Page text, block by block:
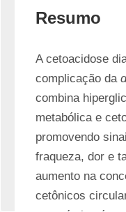
Resumo
A cetoacidose
complicação da
combina
metabólica e
promovendo
fraqueza, dor e
aumento na
cetônicos